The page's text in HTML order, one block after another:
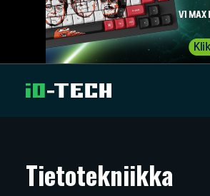
ARTIKKELIT
Tietotekniikka